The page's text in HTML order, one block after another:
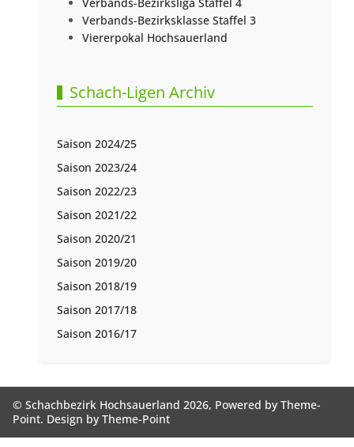
Verbands-Bezirksklasse Staffel 3
Viererpokal Hochsauerland
Schach-Ligen Archiv
Saison 2024/25
Saison 2023/24
Saison 2022/23
Saison 2021/22
Saison 2020/21
Saison 2019/20
Saison 2018/19
Saison 2017/18
Saison 2016/17
© Schachbezirk Hochsauerland 2026, Powered byTheme-
Point. Design byTheme-Point